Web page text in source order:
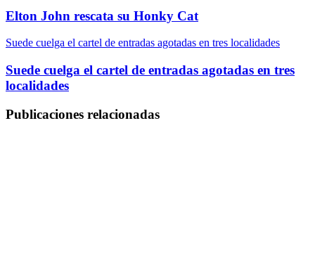
Elton John rescata su Honky Cat
Suede cuelga el cartel de entradas agotadas en tres localidades
Suede cuelga el cartel de entradas agotadas en tres
localidades
Publicaciones relacionadas